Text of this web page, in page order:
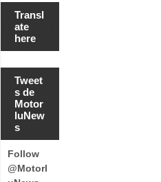
Transl
ate
here
Tweet
s de
Motor
luNew
s
Follow
@Motorl